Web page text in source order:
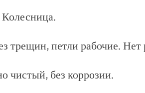
трещин, петли рабочие. Нет
чистый, без коррозии.